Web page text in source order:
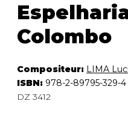
Colombo
Compositeur: LIMA
ISBN: 978-2-89795-329-4
DZ 3412